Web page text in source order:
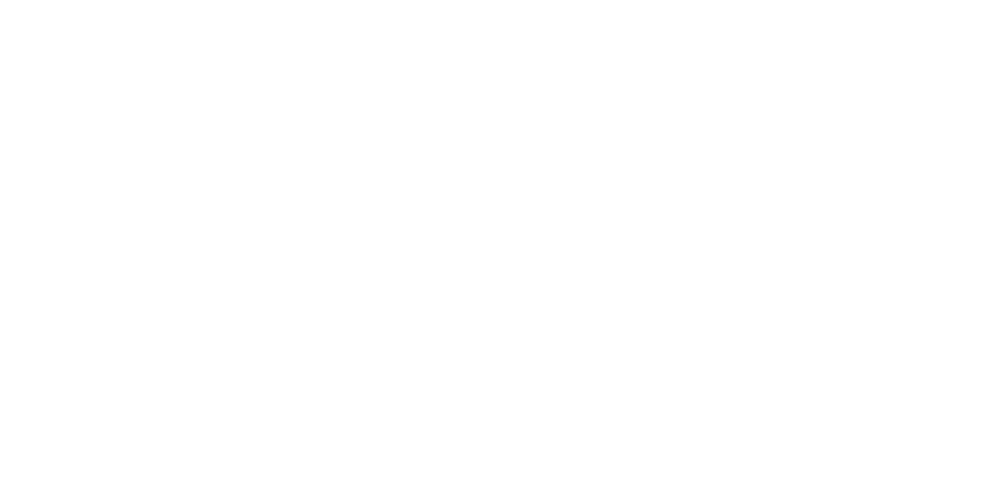
podemos tirar para delante y trabajamos con ilusión
de Juanlu
de 420 millones por el club
el ataque nervionense
antes del cierre
campo sevillista
Salónica